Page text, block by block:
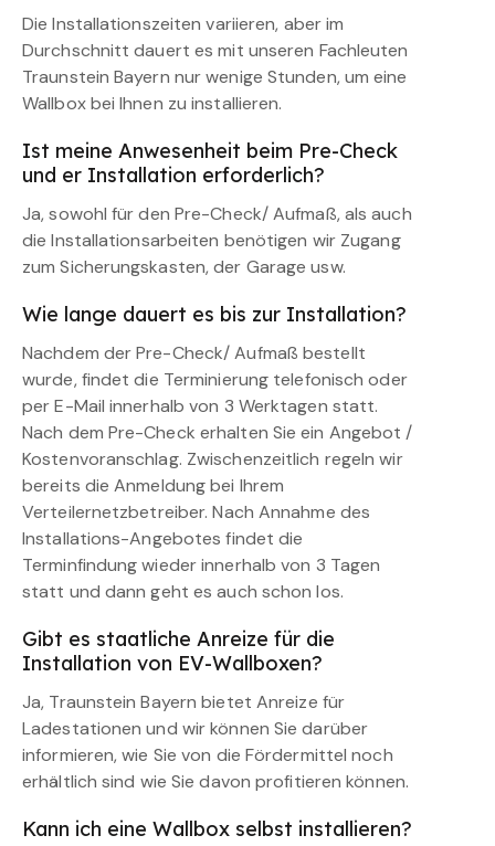
Die Installationszeiten variieren, aber im
Durchschnitt dauert es mit unseren Fachleuten
Traunstein Bayern nur wenige Stunden, um eine
Wallbox bei Ihnen zu installieren.
Ist meine Anwesenheit beim Pre-Check
und er Installation erforderlich?
Ja, sowohl für den Pre-Check/ Aufmaß, als auch
die Installationsarbeiten benötigen wir Zugang
zum Sicherungskasten, der Garage usw.
Wie lange dauert es bis zur Installation?
Nachdem der Pre-Check/ Aufmaß bestellt
wurde, findet die Terminierung telefonisch oder
per E-Mail innerhalb von 3 Werktagen statt.
Nach dem Pre-Check erhalten Sie ein Angebot /
Kostenvoranschlag. Zwischenzeitlich regeln wir
bereits die Anmeldung bei Ihrem
Verteilernetzbetreiber. Nach Annahme des
Installations-Angebotes findet die
Terminfindung wieder innerhalb von 3 Tagen
statt und dann geht es auch schon los.
Gibt es staatliche Anreize für die
Installation von EV-Wallboxen?
Ja, Traunstein Bayern bietet Anreize für
Ladestationen und wir können Sie darüber
informieren, wie Sie von die Fördermittel noch
erhältlich sind wie Sie davon profitieren können.
Kann ich eine Wallbox selbst installieren?